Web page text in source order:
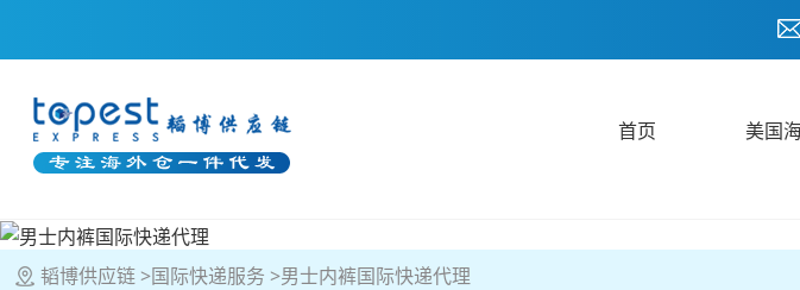
首页 美国
韬博供应链 国际快递服务 男士内裤国际快递代理